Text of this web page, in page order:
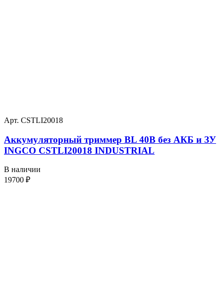
Арт. CSTLI20018
Аккумуляторный триммер BL 40В без АКБ и ЗУ
INGCO CSTLI20018 INDUSTRIAL
В наличии
19700 ₽